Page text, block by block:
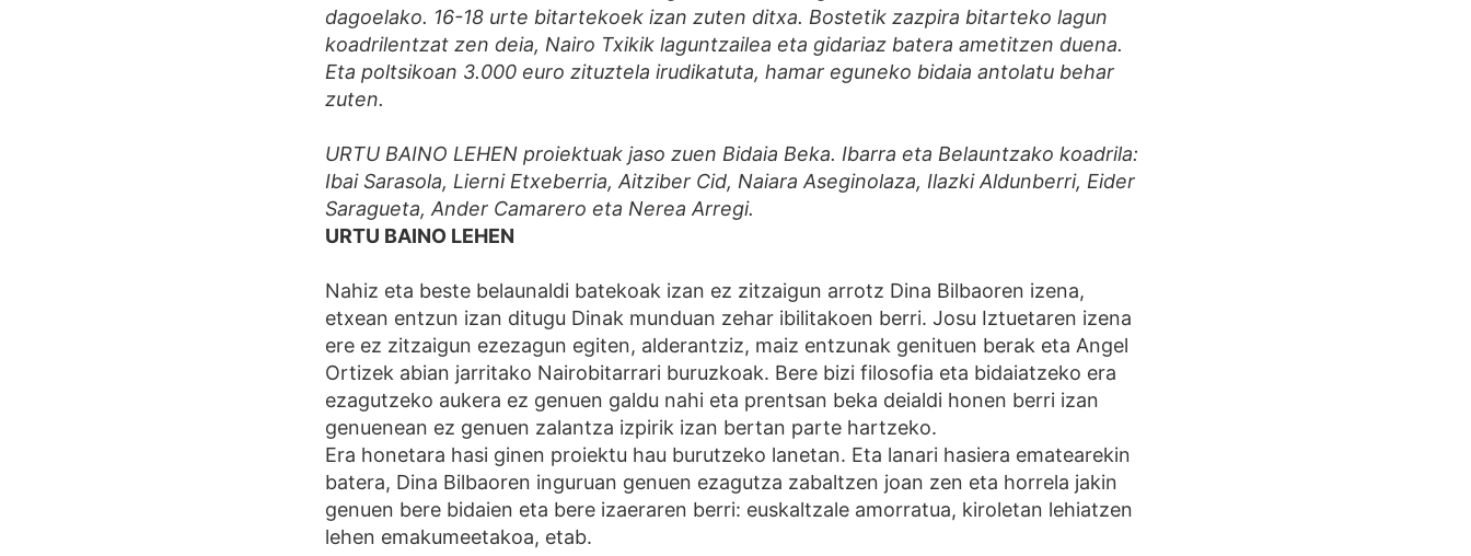
dagoelako. 16-18 urte bitartekoek izan zuten ditxa. Bostetik zazpira bitarteko lagun
koadrilentzat zen deia, Nairo Txikik laguntzailea eta gidariaz batera ametitzen duena.
Eta poltsikoan 3.000 euro zituztela irudikatuta, hamar eguneko bidaia antolatu behar
zuten.
URTU BAINO LEHEN proiektuak jaso zuen Bidaia Beka. Ibarra eta Belauntzako koadrila:
Ibai Sarasola, Lierni Etxeberria, Aitziber Cid, Naiara Aseginolaza, Ilazki Aldunberri, Eider
Saragueta, Ander Camarero eta Nerea Arregi.
URTU BAINO LEHEN
Nahiz eta beste belaunaldi batekoak izan ez zitzaigun arrotz Dina Bilbaoren izena,
etxean entzun izan ditugu Dinak munduan zehar ibilitakoen berri. Josu Iztuetaren izena
ere ez zitzaigun ezezagun egiten, alderantziz, maiz entzunak genituen berak eta Angel
Ortizek abian jarritako Nairobitarrari buruzkoak. Bere bizi filosofia eta bidaiatzeko era
ezagutzeko aukera ez genuen galdu nahi eta prentsan beka deialdi honen berri izan
genuenean ez genuen zalantza izpirik izan bertan parte hartzeko.
Era honetara hasi ginen proiektu hau burutzeko lanetan. Eta lanari hasiera ematearekin
batera, Dina Bilbaoren inguruan genuen ezagutza zabaltzen joan zen eta horrela jakin
genuen bere bidaien eta bere izaeraren berri: euskaltzale amorratua, kiroletan lehiatzen
lehen emakumeetakoa, etab.